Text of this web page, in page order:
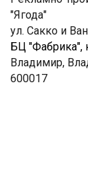
"Ягода"
ул. Сакко и
БЦ "Фабрика",
Владимир,
600017